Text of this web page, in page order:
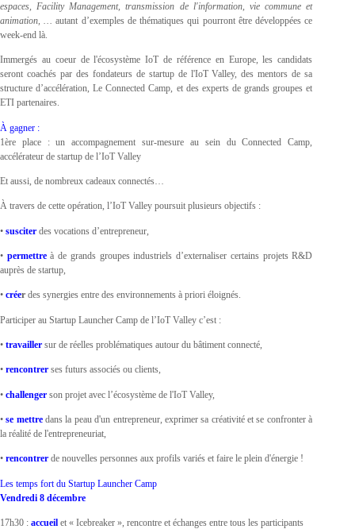
espaces, Facility Management, transmission de l'information, vie commune et
animation, …autant d’exemples de thématiques qui pourront être développées ce
week-­end là.
Immergés au coeur de l'écosystème IoT de référence en Europe, les candidats
seront coachés par des fondateurs de startup de l'IoT Valley, des mentors de sa
structure d’accélération, Le Connected Camp, et des experts de grands groupes et
ETI partenaires.
À gagner :
1ère place : un accompagnement sur-­mesure au sein du Connected Camp,
accélérateur de startup de l’IoT Valley
Et aussi, de nombreux cadeaux connectés…
À travers de cette opération, l’IoT Valley poursuit plusieurs objectifs :
• susciter des vocations d’entrepreneur,
• permettre à de grands groupes industriels d’externaliser certains projets R&D
auprès de startup,
• créer des synergies entre des environnements à priori éloignés.
Participer au Startup Launcher Camp de l’IoT Valley c’est :
• travailler sur de réelles problématiques autour du bâtiment connecté,
• rencontrer ses futurs associés ou clients,
• challenger son projet avec l’écosystème de l'IoT Valley,
•se mettre dans la peau d'un entrepreneur, exprimer sa créativité et se confronter à
la réalité de l'entrepreneuriat,
• rencontrer de nouvelles personnes aux profils variés et faire le plein d'énergie !
Les temps fort du Startup Launcher Camp
Vendredi 8 décembre
17h30 : accueil et « Icebreaker », rencontre et échanges entre tous les participants